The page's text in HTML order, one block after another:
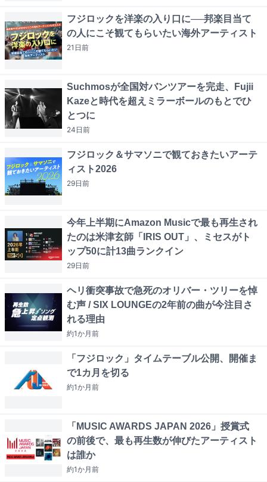
フジロックを洋楽の入り口に──邦楽目当て
の人にこそ観てもらいたい海外アーティスト
21日前
Suchmosが全国対バンツアーを完走、Fujii
Kazeと時代を超えミラーボールのもとでひ
とつに
24日前
フジロック＆サマソニで観ておきたいアーテ
ィスト2026
29日前
今年上半期にAmazon Musicで最も再生され
たのは米津玄師「IRIS OUT」、ミセスがト
ップ50に計13曲ランクイン
29日前
ヘリ衝突事故で急死のオリバー・ツリーを悼
む声 / SIX LOUNGEの2年前の曲が今注目さ
れる理由
約1か月前
「フジロック」タイムテーブル公開、開催ま
で1カ月を切る
約1か月前
「MUSIC AWARDS JAPAN 2026」授賞式
の前後で、最も再生数が伸びたアーティスト
は誰か
約1か月前